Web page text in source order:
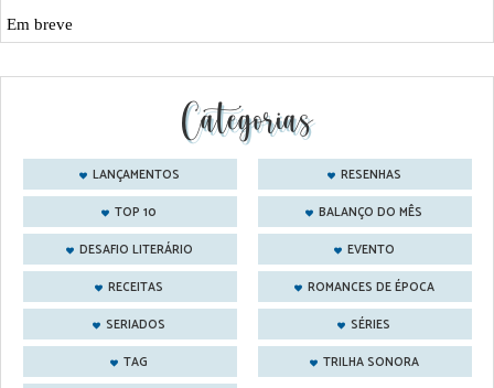
Em breve
Categorias
LANÇAMENTOS
RESENHAS
TOP 10
BALANÇO DO MÊS
DESAFIO LITERÁRIO
EVENTO
RECEITAS
ROMANCES DE ÉPOCA
SERIADOS
SÉRIES
TAG
TRILHA SONORA